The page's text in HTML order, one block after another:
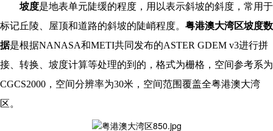
坡度是地表单元陡缓的程度，用以表示斜坡的斜度，常用于
标记丘陵、屋顶和道路的斜坡的陡峭程度。 粤港澳大湾区坡度数
据是根据NANASA和METI共同发布的ASTER GDEM v3进行拼
接、转换、坡度计算等处理的到的，格式为栅格，空间参考系为
CGCS2000，空间分辨率为30米，空间范围覆盖全粤港澳大湾
区。